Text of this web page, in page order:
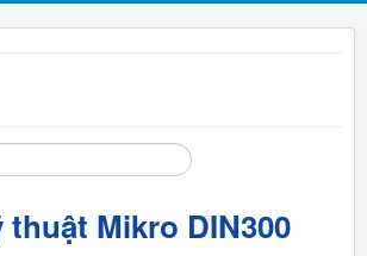
thuật Mikro DIN300